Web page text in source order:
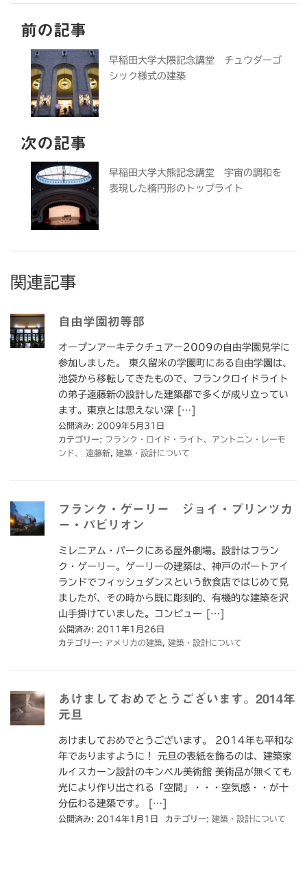
前の記事
早稲田大学大隈記念講堂 チュウダーゴ
シック様式の建築
次の記事
早稲田大学大熊記念講堂 宇宙の調和を
表現した楕円形のトップライト
関連記事
自由学園初等部
オープンアーキテクチュアー2009の自由学園見学に
参加しました。 東久留米の学園町にある自由学園は、
池袋から移転してきたもので、フランクロイドライト
の弟子遠藤新の設計した建築郡で多くが成り立ってい
ます。東京とは思えない深 […]
公開済み: 2009年5月31日
カテゴリー: フランク・ロイド・ライト、アントニン・レーモ
ンド、 遠藤新
建築・設計について
フランク・ゲーリー ジョイ・プリンツカ
ー・パビリオン
ミレニアム・パークにある屋外劇場。設計はフラン
ク・ゲーリー。ゲーリーの建築は、神戸のポートアイ
ランドでフィッシュダンスという飲食店ではじめて見
ましたが、その時から既に彫刻的、有機的な建築を沢
山手掛けていました。コンピュー […]
公開済み: 2011年1月26日
カテゴリー: アメリカの建築 建築・設計について
あけましておめでとうございます。2014年
元旦
あけましておめでとうございます。 2014年も平和な
年でありますように！ 元旦の表紙を飾るのは、建築家
ルイスカーン設計のキンベル美術館 美術品が無くても
光により作り出される「空間」・・・空気感・・が十
分伝わる建築です。 […]
公開済み: 2014年1月1日 カテゴリー: 建築・設計について